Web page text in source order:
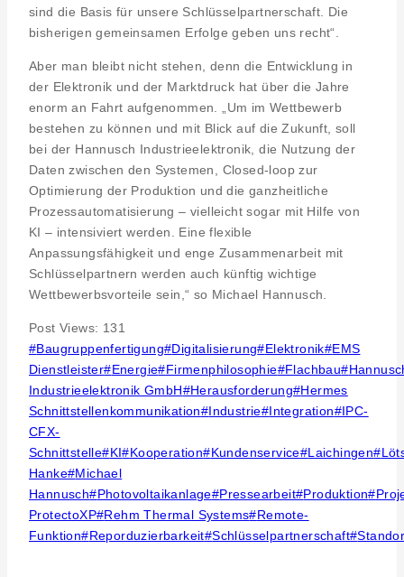
sind die Basis für unsere Schlüsselpartnerschaft. Die
bisherigen gemeinsamen Erfolge geben uns recht“.
Aber man bleibt nicht stehen, denn die Entwicklung in
der Elektronik und der Marktdruck hat über die Jahre
enorm an Fahrt aufgenommen. „Um im Wettbewerb
bestehen zu können und mit Blick auf die Zukunft, soll
bei der Hannusch Industrieelektronik, die Nutzung der
Daten zwischen den Systemen, Closed-loop zur
Optimierung der Produktion und die ganzheitliche
Prozessautomatisierung – vielleicht sogar mit Hilfe von
KI – intensiviert werden. Eine flexible
Anpassungsfähigkeit und enge Zusammenarbeit mit
Schlüsselpartnern werden auch künftig wichtige
Wettbewerbsvorteile sein,“ so Michael Hannusch.
Post Views: 131
Post
Tags:
#Baugruppenfertigung#Digitalisierung#Elektronik#EMS
Dienstleister#Energie#Firmenphilosophie#Flachbau#
Industrieelektronik GmbH#Herausforderung#Hermes
Schnittstellenkommunikation#Industrie#Integration#IPC-
CFX-
Schnittstelle#KI#Kooperation#Kundenservice#Laichingen#
Hanke#Michael
Hannusch#Photovoltaikanlage#Pressearbeit#Produktion#
ProtectoXP#Rehm Thermal Systems#Remote-
Funktion#Reporduzierbarkeit#Schlüsselpartnerschaft#